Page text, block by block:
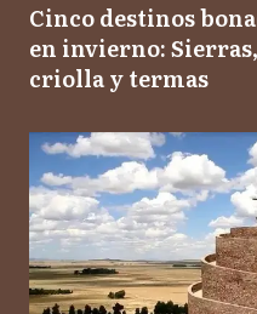
Cinco destinos
en invierno:
criolla y termas